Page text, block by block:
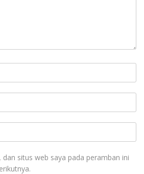
situs web saya pada peramban ini